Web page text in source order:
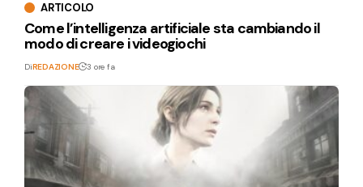
ARTICOLO
Come l’intelligenza artificiale sta cambiando il
modo di creare i videogiochi
DiREDAZIONE 3 ore fa